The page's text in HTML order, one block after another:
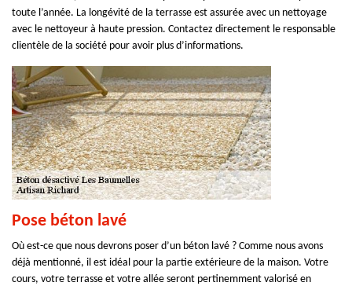
toute l’année. La longévité de la terrasse est assurée avec un nettoyage
avec le nettoyeur à haute pression. Contactez directement le responsable
clientèle de la société pour avoir plus d’informations.
Pose béton lavé
Où est-ce que nous devrons poser d’un béton lavé ? Comme nous avons
déjà mentionné, il est idéal pour la partie extérieure de la maison. Votre
cours, votre terrasse et votre allée seront pertinemment valorisé en